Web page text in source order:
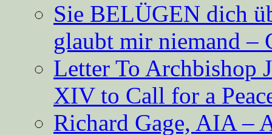
Sie BELÜGEN dich
glaubt mir niemand –
Letter To Archbishop
XIV to Call for a
Richard Gage, AIA –